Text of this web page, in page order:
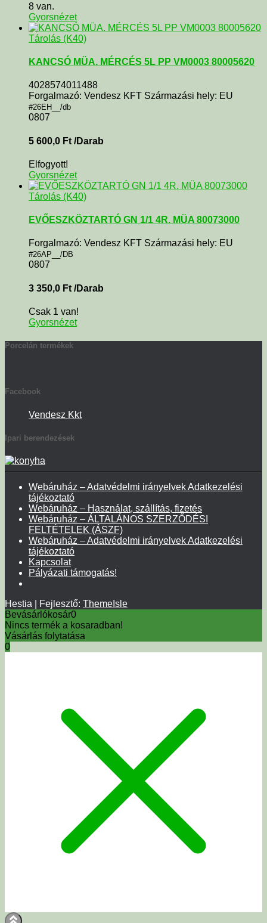
8 van.
Gyorsnézet
Tárolás (K40)
KANCSÓ MÜA. MÉRCÉS 5L PP VM0003 80005620
4028574011488
Forgalmazó: Vendesz KFT Származási hely: EU
#26EH__/db
0807
5 600,0 Ft /Darab
Elfogyott!
Gyorsnézet
Tárolás (K40)
EVŐESZKÖZTARTÓ GN 1/1 4R. MÜA 80073000
Forgalmazó: Vendesz KFT Származási hely: EU
#26AP__/DB
0807
3 350,0 Ft /Darab
Csak 1 van!
Gyorsnézet
Porcelán termékek
Facebook
Vendesz Kkt
Ipari berendezések
Webáruház – Adatvédelmi irányelvek Adatkezelési
tájékoztató
Webáruház – Használat, szállítás, fizetés
Webáruház – ÁLTALÁNOS SZERZŐDÉSI
FELTÉTELEK (ÁSZF)
Webáruház – Adatvédelmi irányelvek Adatkezelési
tájékoztató
Kapcsolat
Pályázati támogatás!
Hestia | Fejlesztő: ThemeIsle
Bevásárlókosár0
Nincs termék a kosaradban!
Vásárlás folytatása
0